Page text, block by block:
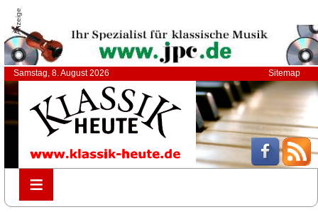
Anzeige
Samstag, 8. August 2026 Sitemap
≡
≡